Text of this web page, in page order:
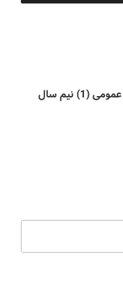
سوالات و حل تشریحی آزمون ریاضی عمومی (1) نیم سال